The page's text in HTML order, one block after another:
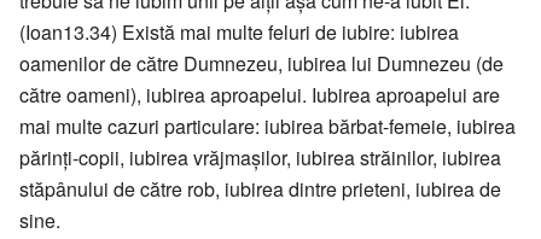
(Ioan13.34) Există mai multe feluri de iubire: iubirea
oamenilor de către Dumnezeu, iubirea lui Dumnezeu (de
către oameni), iubirea aproapelui. Iubirea aproapelui are
mai multe cazuri particulare: iubirea bărbat-femeie, iubirea
părinţi-copii, iubirea vrăjmaşilor, iubirea străinilor, iubirea
stăpânului de către rob, iubirea dintre prieteni, iubirea de
sine.